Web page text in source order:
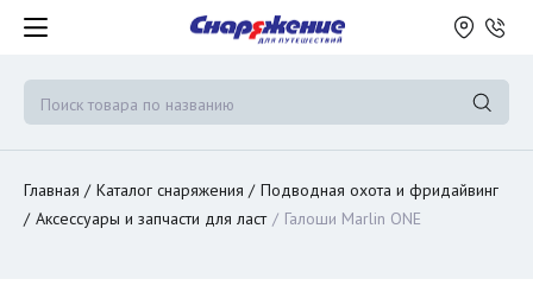
Главная Каталог снаряжения
Подводная охота и фридайвинг
Аксессуары и запчасти для ласт
Галоши Marlin ONE